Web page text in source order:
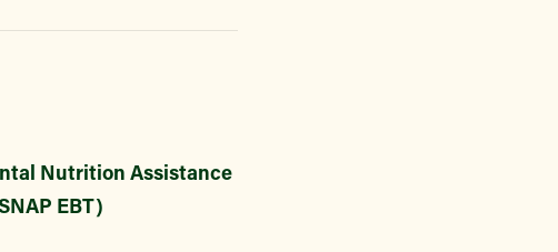
Nutrition Assistance
EBT)